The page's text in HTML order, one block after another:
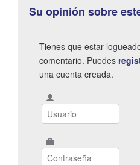
Su opinión sobre
Tienes que estar
comentario. Puedes
una cuenta creada.